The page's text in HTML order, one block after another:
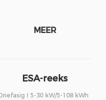
MEER
ESA-reeks
I 5-30 kW/5-108 kWh